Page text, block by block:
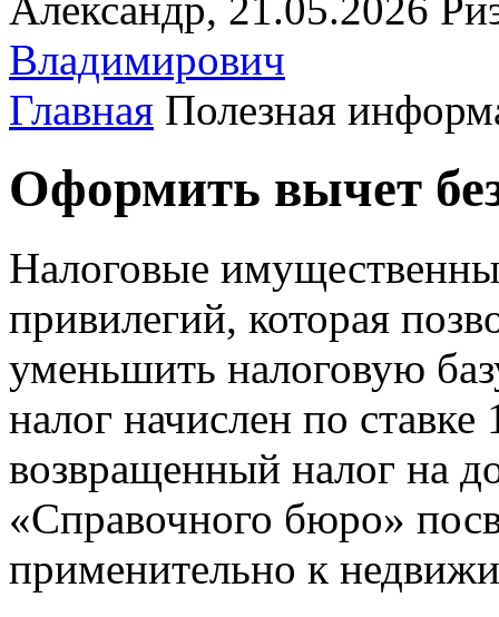
Владимирович
Главная Полезная
Оформить вычет
Налоговые
привилегий, которая
уменьшить налоговую
налог начислен по
возвращенный налог на
«Справочного бюро»
применительно к